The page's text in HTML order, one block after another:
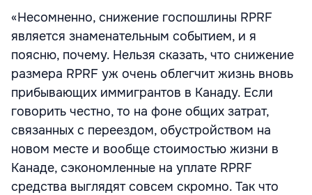
«Несомненно, снижение госпошлины RPRF
является знаменательным событием, и я
поясню, почему. Нельзя сказать, что снижение
размера RPRF уж очень облегчит жизнь вновь
прибывающих иммигрантов в Канаду. Если
говорить честно, то на фоне общих затрат,
связанных с переездом, обустройством на
новом месте и вообще стоимостью жизни в
Канаде, сэкономленные на уплате RPRF
средства выглядят совсем скромно. Так что